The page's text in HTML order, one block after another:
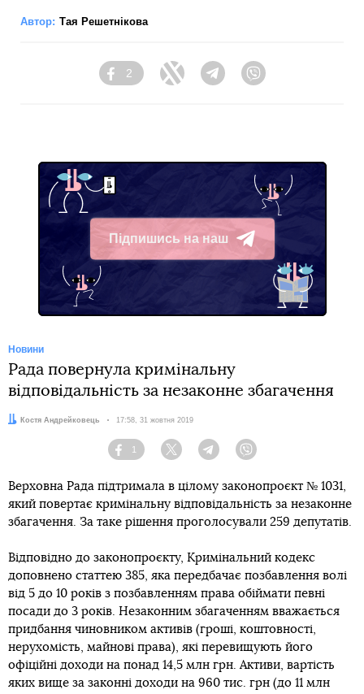
Автор: Тая Решетнікова
Facebook
2
Twitter Telegram
Підпишись на наш
Telegram
Новини
Рада повернула кримінальну
відповідальність за незаконне збагачення
Автор:Костя Андрейковець Дата:
17:58, 31 жовтня 2019
Facebook
1
Twitter TelegramViber
Верховна Рада підтримала в цілому законопроєкт № 1031,
який повертає кримінальну відповідальність за незаконне
збагачення. За таке рішення проголосували 259 депутатів.
Відповідно до законопроєкту, Кримінальний кодекс
доповнено статтею 385, яка передбачає позбавлення волі
від 5 до 10 років з позбавленням права обіймати певні
посади до 3 років. Незаконним збагаченням вважається
придбання чиновником активів (гроші, коштовності,
нерухомість, майнові права), які перевищують його
офіційні доходи на понад 14,5 млн грн. Активи, вартість
яких вище за законні доходи на 960 тис. грн (до 11 млн